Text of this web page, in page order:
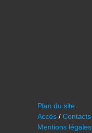
Plan du site
Accès / Contacts
Mentions légales